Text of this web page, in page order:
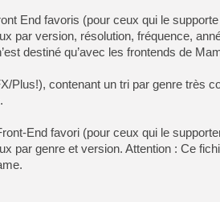
[LS] [PS5] Le WebKit
[GK] Oubliez Crazy Taxi,
[LS] [Switch] NSZ 5.0.0
[GK] No More Room in
[GK] Un chatbot Atelier
[GK] Mémoire cash -
[GK] Nvidia : le prix des
End favoris (pour ceux qui le
par version, résolution, fréquence,
destiné qu’avec les frontends de
Plus!), contenant un tri par genre très
End favori (pour ceux qui le
par genre et version. Attention : Ce